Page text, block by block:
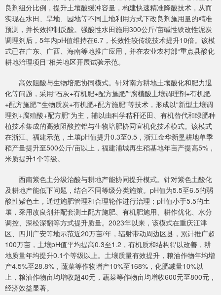
良剂组分比例，提升土壤酸缓冲容量，构建快速精准降酸技术，从而
实现在水田、旱地、园地等不同土地利用方式下改良剂施用量的精准
预测，并长效抑制反酸。强酸性水田施用300公斤/亩碱性铁改性泥炭
调理剂后，5年内pH值维持在6.7，长效性较传统技术提升10倍。该模
式已在广东、广西、海南等地推广应用，并在农业农村部“重点县酸化
耕地治理项目”相关地区开展试验示范。
高效阻酸与生物培肥协同模式。针对南方耕地土壤酸化和肥力退
化等问题，采用“石灰+有机肥+配方施肥”“腐植酸土壤调理剂+有机肥
+配方施肥”“生物质炭+有机肥+配方施肥”等技术，形成以“新型土壤调
理剂+腐殖酸+配方肥”为主，辅以由科学秸秆还田、有机替代和绿肥种
植技术集成的高效阻酸控铝与生物培肥协同宜机化技术模式。该模式
在浙江、福建示范，土壤pH值提升0.3至0.5，浙江金华新垦耕地单季
稻产量提升至500公斤/亩以上，福建浦城再生稻基地年亩产提高5%，
米质提升1个等级。
西南紫色土分级治酸与耕地产能协同提升模式。针对紫色土酸化
及耕地产能低下问题，结合不同等级分类施策。pH值为5.5至6.5的弱
酸性紫色土，通过施肥管理和合理轮作进行治理；pH值小于5.5的土
壤，采用改良剂并配套测土配方施肥、有机肥施用、耕作优化、水分
调控、深松深翻等方式提升质量。2023年以来，该模式在重庆江津
区、四川广安等地示范近20万亩/年，辐射带动周边区县，累计推广超
100万亩，土壤pH值平均提高0.3至1.2，有机质和结构得以改善，耕
地质量年均提升0.1个等级以上。土壤质量有效提升，粮油作物年均增
产4.5%至28.8%，蔬菜等作物增产10%至168%，化肥减量10%以
上，粮油作物亩均增收超40元，蔬菜等作物亩均增收600元至800元，
经济效益显著。